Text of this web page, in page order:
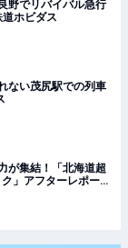
野でリバイバル急行
ホビダス
ない茂尻駅での列車
が集結！「北海道超
」アフターレポート